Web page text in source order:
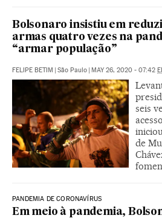
Bolsonaro insistiu em
armas quatro vezes na
“armar população”
FELIPE BETIM | São Paulo | MAY 26, 2020 - 07:42
seis
de
PANDEMIA DE CORONAVÍRUS
Em meio à pandemia,